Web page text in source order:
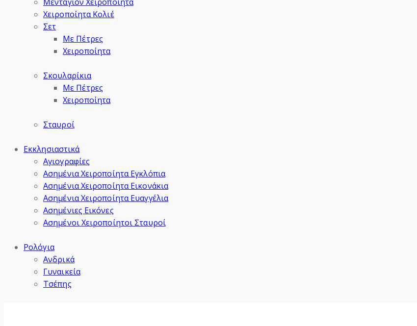
Χειροποίητα Κολιέ
Σετ
Με Πέτρες
Χειροποίητα
Σκουλαρίκια
Με Πέτρες
Χειροποίητα
Σταυροί
Εκκλησιαστικά
Αγιογραφίες
Ασημένια Χειροποίητα Εγκλόπια
Ασημένια Χειροποίητα Εικονάκια
Ασημένια Χειροποίητα Ευαγγέλια
Ασημένιες Εικόνες
Ασημένοι Χειροποίητοι Σταυροί
Ρολόγια
Ανδρικά
Γυναικεία
Τσέπης